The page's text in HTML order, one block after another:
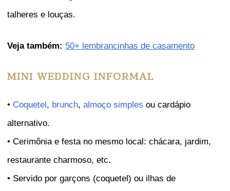
talheres e louças.
Veja também: 50+ lembrancinhas de casamento
MINI WEDDING INFORMAL
• Coquetel, brunch,almoço simples ou cardápio
alternativo.
• Cerimônia e festa no mesmo local: chácara, jardim,
restaurante charmoso, etc.
• Servido por garçons (coquetel) ou ilhas de